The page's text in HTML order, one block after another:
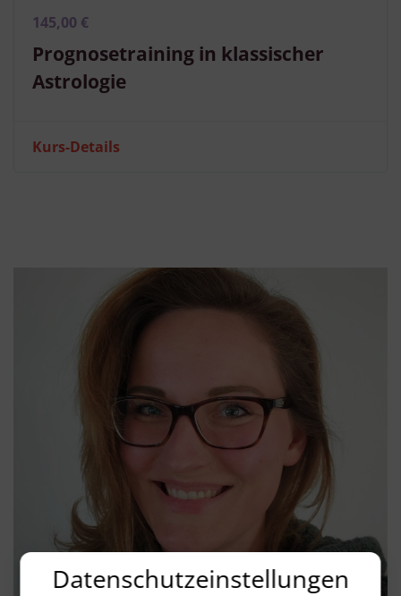
145,00 €
Prognosetraining in klassischer
Astrologie
Kurs-Details
Datenschutzeinstellungen